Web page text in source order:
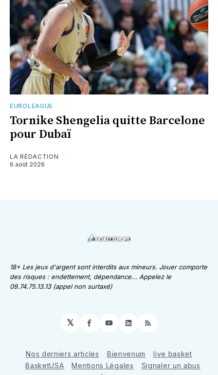
EUROLEAGUE
Tornike Shengelia quitte Barcelone
pour Dubaï
LA RÉDACTION
6 août 2026
18+ Les jeux d'argent sont interdits aux mineurs. Jouer comporte
des risques : endettement, dépendance... Appelez le
09.74.75.13.13 (appel non surtaxé)
𝕏 Facebook
YouTube
LinkedIn
RSS
Nos derniers articles Bienvenum
live basket
BasketUSA
Mentions Légales
Signaler un abus